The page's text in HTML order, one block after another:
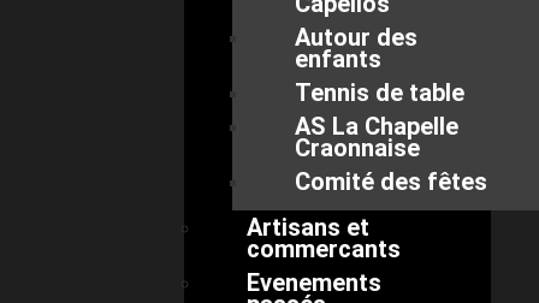
Autour des
enfants
Tennis de table
AS La Chapelle
Craonnaise
Comité des fêtes
Artisans et
commercants
Evenements